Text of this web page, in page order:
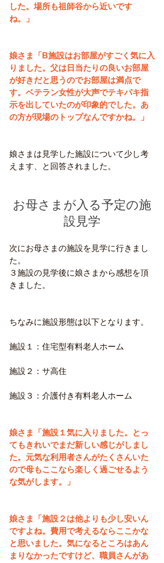
した。場所も祖師谷から近いです
ね。」
娘さま「B施設はお部屋がすごく気に入
りました。父は日当たりの良いお部屋
が好きだと思うのでお部屋は満点で
す。ベテラン女性が大声でテキパキ指
示を出していたのが印象的でした。あ
の方が現場のトップなんですかね。」
娘さまは見学した施設について少し考
えます、と回答されました。
お母さまが入る予定の施
設見学
次にお母さまの施設を見学に行きまし
た。
３施設の見学後に娘さまから感想を頂
きました。
ちなみに施設形態は以下となります。
施設１：住宅型有料老人ホーム
施設２：サ高住
施設３：介護付き有料老人ホーム
娘さま「施設１気に入りました。とっ
てもきれいでまだ新しい感じがしまし
た。元気な利用者さんがたくさんいた
ので母もここなら楽しく過ごせるよう
な気がします。」
娘さま「施設２は他よりも少し安いん
ですよね。費用で考えるならここかな
と思いました。気になるところはあん
まりなかったですけど、職員さんがあ